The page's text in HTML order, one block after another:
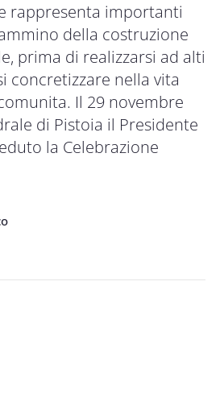
rappresenta importanti
della costruzione
prima di realizzarsi ad alti
concretizzare nella vita
Il 29 novembre
di Pistoia il Presidente
la Celebrazione